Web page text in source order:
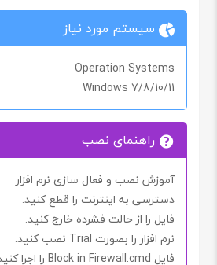
سیستم مورد نیاز
Operation Systems
Windows 7/8/10/11
راهنمای نصب
آموزش نصب و فعال سازی نرم افزار
دسترسی به اینترنت را قطعکنید.
فایل را از حالت فشرده خارج کنید.
نرم افزار را بصورت Trial نصب کنید.
فایل Block in Firewall.cmd را اجرا